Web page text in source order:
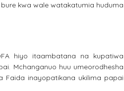
kwa wale watakatumia huduma
hiyo itaambatana na kupatiwa
Mchanganuo huu umeorodhesha
Faida inayopatikana ukilima papai